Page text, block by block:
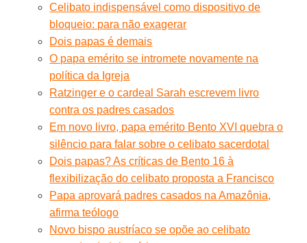
Celibato indispensável como dispositivo de
bloqueio: para não exagerar
Dois papas é demais
O papa emérito se intromete novamente na
política da Igreja
Ratzinger e o cardeal Sarah escrevem livro
contra os padres casados
Em novo livro, papa emérito Bento XVI quebra o
silêncio para falar sobre o celibato sacerdotal
Dois papas? As críticas de Bento 16 à
flexibilização do celibato proposta a Francisco
Papa aprovará padres casados na Amazônia,
afirma teólogo
Novo bispo austríaco se opõe ao celibato